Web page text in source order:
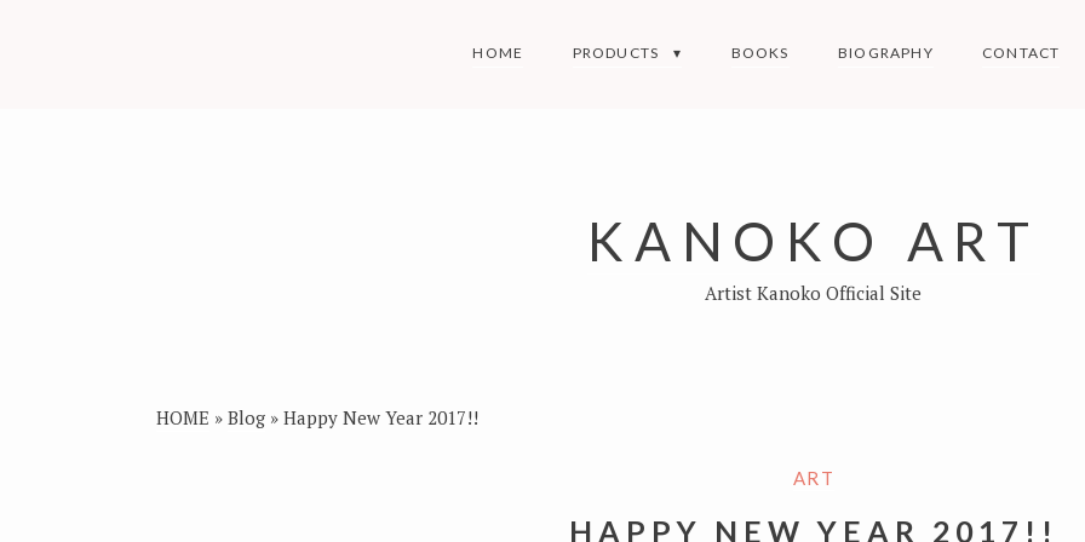
HOME PRODUCTS BOOKS BIOGRAPHY CONTACT
KANOKO ART
Artist Kanoko Official Site
HOME » Blog » Happy New Year 2017!!
ART
HAPPY NEW YEAR 2017!!